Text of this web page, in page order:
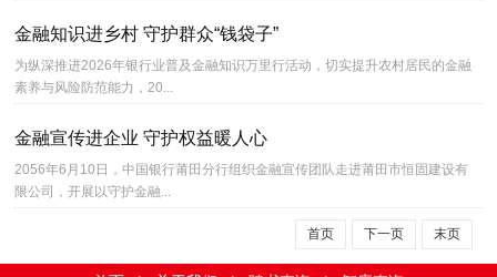
金融知识进乡村 守护群众“钱袋子”
为纵深推进2026年银行业普及金融知识万里行活动，切实提升农村居民的金融
素养与风险防范能力，20...
金融宣传进企业 守护权益暖人心
2056年6月10日，中国银行莆田分行组织金融宣传团队走进莆田市恒固建设有
限公司，开展以守护金融...
首页 下一页 末页